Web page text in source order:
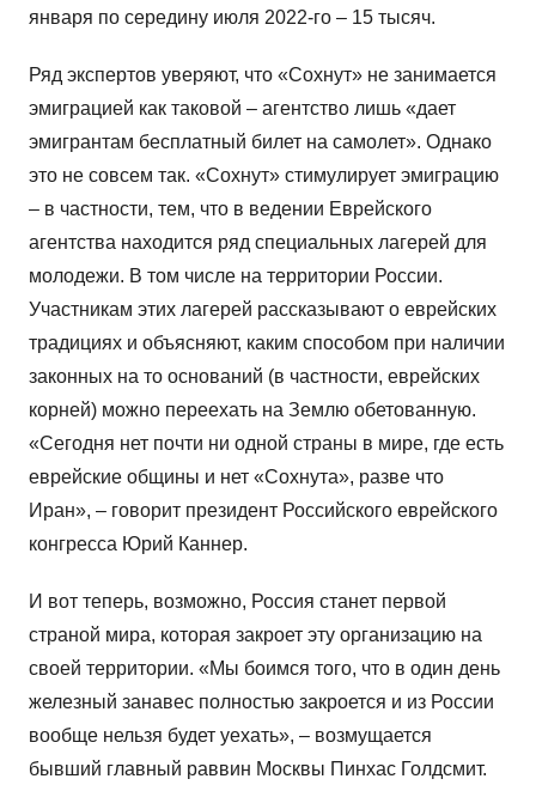
января по середину июля 2022-го – 15 тысяч.
Ряд экспертов уверяют, что «Сохнут» не занимается
эмиграцией как таковой – агентство лишь «дает
эмигрантам бесплатный билет на самолет». Однако
это не совсем так. «Сохнут» стимулирует эмиграцию
– в частности, тем, что в ведении Еврейского
агентства находится ряд специальных лагерей для
молодежи. В том числе на территории России.
Участникам этих лагерей рассказывают о еврейских
традициях и объясняют, каким способом при наличии
законных на то оснований (в частности, еврейских
корней) можно переехать на Землю обетованную.
«Сегодня нет почти ни одной страны в мире, где есть
еврейские общины и нет «Сохнута», разве что
Иран», – говорит президент Российского еврейского
конгресса Юрий Каннер.
И вот теперь, возможно, Россия станет первой
страной мира, которая закроет эту организацию на
своей территории. «Мы боимся того, что в один день
железный занавес полностью закроется и из России
вообще нельзя будет уехать», – возмущается
бывший главный раввин Москвы Пинхас Голдсмит.